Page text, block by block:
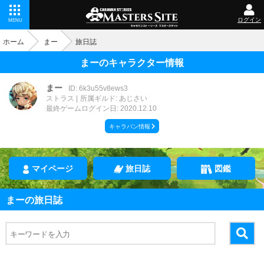
MENU ログイン
ホーム まー 旅日誌
まーのキャラクター情報
まー
ID: 6k3u55v8ews3
ストラス
所属ギルド: あじさい
最終ゲームログイン日: 2020.12.10
キャラバン情報
マイページ 旅日誌 図鑑
まーの旅日誌